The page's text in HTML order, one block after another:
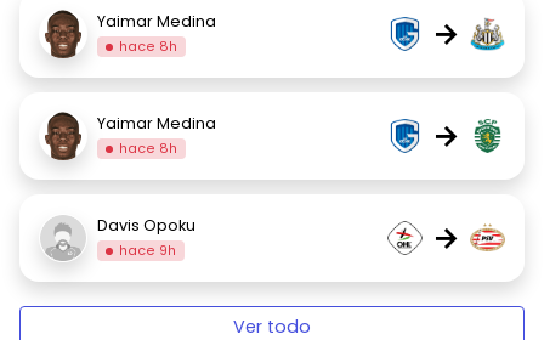
Yaimar Medina
hace 8h →
Yaimar Medina
hace 8h →
Davis Opoku
hace 9h →
Ver todo